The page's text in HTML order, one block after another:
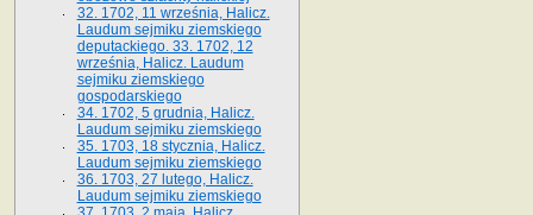
32. 1702, 11 września, Halicz.
Laudum sejmiku ziemskiego
deputackiego. 33. 1702, 12
września, Halicz. Laudum
sejmiku ziemskiego
gospodarskiego
34. 1702, 5 grudnia, Halicz.
Laudum sejmiku ziemskiego
35. 1703, 18 stycznia, Halicz.
Laudum sejmiku ziemskiego
36. 1703, 27 lutego, Halicz.
Laudum sejmiku ziemskiego